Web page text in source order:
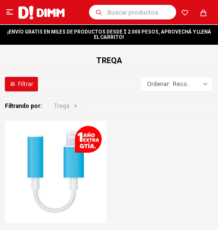

¡ENVÍO GRATIS EN MILES DE PRODUCTOS DESDE $ 2.000 PESOS, APROVECHÁ Y LLENÁ
EL CARRITO!
TREQA
Recomendados
Filtrando por: Treqa